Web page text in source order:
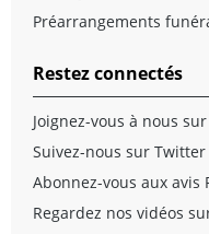
Préarrangements
Restez connectés
Joignez-vous à nous
Suivez-nous sur Twitter
Abonnez-vous aux avis
Regardez nos vidéos